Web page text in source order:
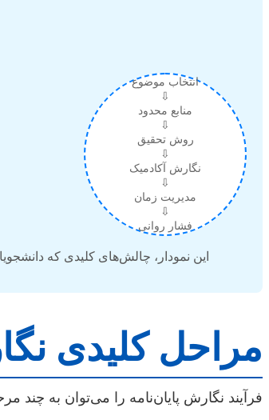
انتخاب موضوع
⇩
منابع محدود
⇩
روش تحقیق
⇩
نگارش آکادمیک
⇩
مدیریت زمان
⇩
فشار روانی
این نمودار، چالش‌های کلیدی که
مراحل کلیدی
فرآیند نگارش پایان‌نامه را می‌توان به